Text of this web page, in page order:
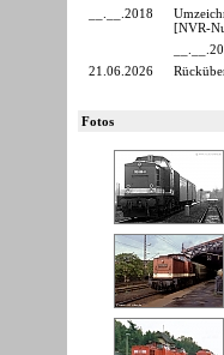
__.__.2018
[NVR-
21.06.2026
Fotos